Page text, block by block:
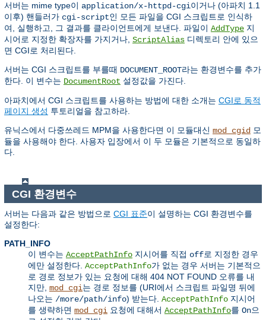
서버는 mime type이 application/x-httpd-cgi이거나 (아파치 1.1
이후) 핸들러가 cgi-script인 모든 파일을 CGI 스크립트로 인식하
여, 실행하고, 그 결과를 클라이언트에게 보낸다. 파일이 AddType 지
시어로 지정한 확장자를 가지거나, ScriptAlias 디렉토리 안에 있으
면 CGI로 처리된다.
서버는 CGI 스크립트를 부를때 DOCUMENT_ROOT라는 환경변수를 추가
한다. 이 변수는 DocumentRoot 설정값을 가진다.
아파치에서 CGI 스크립트를 사용하는 방법에 대한 소개는 CGI로 동적
페이지 생성 투토리얼을 참고하라.
유닉스에서 다중쓰레드 MPM을 사용한다면 이 모듈대신 mod_cgid 모
듈을 사용해야 한다. 사용자 입장에서 이 두 모듈은 기본적으로 동일하
다.
CGI 환경변수
서버는 다음과 같은 방법으로 CGI 표준이 설명하는 CGI 환경변수를
설정한다:
PATH_INFO
이 변수는 AcceptPathInfo 지시어를 직접 off로 지정한 경우
에만 설정한다. AcceptPathInfo가 없는 경우 서버는 기본적으
로 경로 정보가 있는 요청에 대해 404 NOT FOUND 오류를 내
지만, mod_cgi는 경로 정보를 (URI에서 스크립트 파일명 뒤에
나오는 /more/path/info) 받는다. AcceptPathInfo 지시어
를 생략하면 mod_cgi 요청에 대해서 AcceptPathInfo를 On으